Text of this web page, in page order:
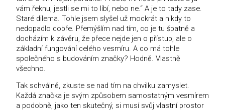
vám řeknu, jestli se mi to líbí, nebo ne.“ A je to tady zase.
Staré dilema. Tohle jsem slyšel už mockrát a nikdy to
nedopadlo dobře. Přemýšlím nad tím, co je tu špatně a
docházím k závěru, že přece nejde jen o přístup, ale o
základní fungování celého vesmíru. A co má tohle
společného s budováním značky? Hodně. Vlastně
všechno.
Tak schválně, zkuste se nad tím na chvilku zamyslet.
Každá značka je svým způsobem samostatným vesmírem
a podobně, jako ten skutečný, si musí svůj vlastní prostor